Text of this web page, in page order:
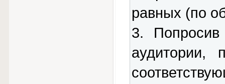
равных (по
3. Попросив
аудитории,